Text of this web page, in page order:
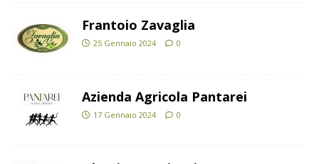
Frantoio Zavaglia
25 Gennaio 2024 0
Azienda Agricola Pantarei
17 Gennaio 2024 0